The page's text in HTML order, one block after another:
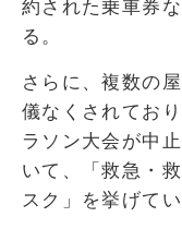
約された乗車券
る。
さらに、複数の
儀なくされてお
ラソン大会が中
いて、「救急・
スク」を挙げてい